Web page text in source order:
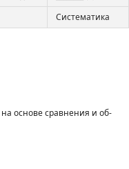
Систематика
на основе сравнения и об­